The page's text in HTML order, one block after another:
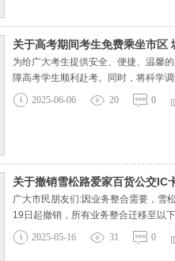
关于高考期间考生免费乘坐市区
为给广大考生提供安全、便捷、温馨
障高考学生顺利赴考。同时，将科学
考试环境。
2025-06-06 20 0
关于撤销雪松路爱家百货公交IC
广大市民朋友们:因业务整合需要，雪
19日起撤销，所有业务整合迁移至以
心感谢广大市民朋友们一直以来的信
2025-05-16 31 0